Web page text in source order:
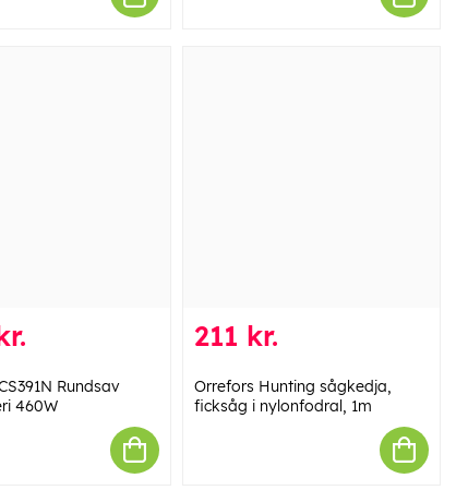
Rundsav
460W
211 kr.
Orrefors Hunting sågkedja,
ficksåg i nylonfodral, 1m